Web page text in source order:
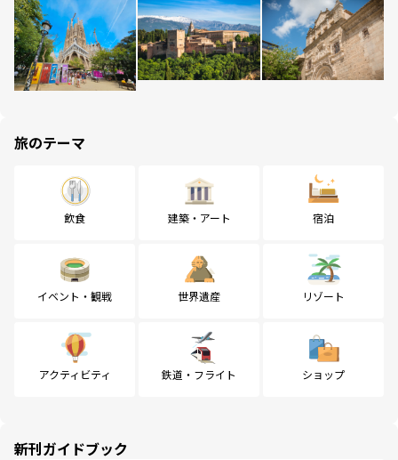
旅のテーマ
飲食 建築・アート 宿泊
イベント・観戦 世界遺産 リゾート
アクティビティ 鉄道・フライト ショップ
新刊ガイドブック